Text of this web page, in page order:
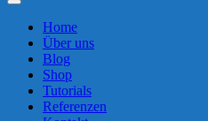
Toggle
NavigationHome
Über uns
Blog
Shop
Tutorials
Referenzen